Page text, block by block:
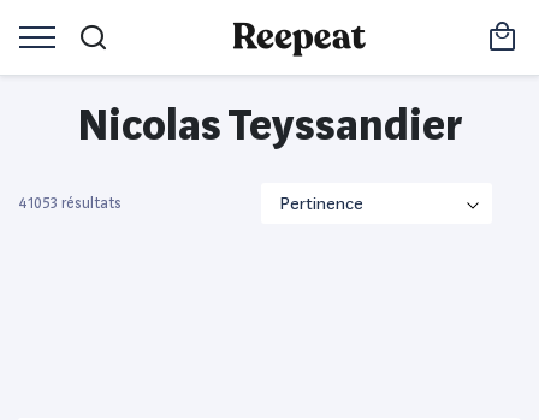
Nicolas Teyssandier
41053 résultats